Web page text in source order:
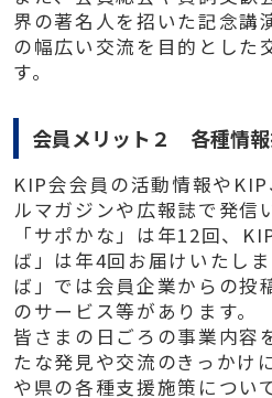
界の著名⼈を招いた記念講
の幅広い交流を目的とした
す。
会員メリット２ 各種情
KIP会会員の活動情報や
ルマガジンや広報誌で発信
「サポかな」は年12回、
ば」は年4回お届けいたしま
ば」では会員企業からの投
のサービス等があります。
皆さまの日ごろの事業内容
たな発⾒や交流のきっかけ
や県の各種⽀援施策につい